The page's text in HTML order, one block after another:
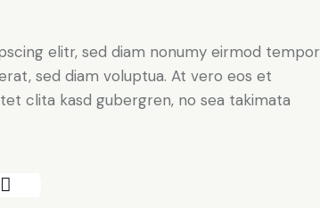
elitr, sed diam nonumy eirmod tempor
sed diam voluptua. At vero eos et
clita kasd gubergren, no sea takimata